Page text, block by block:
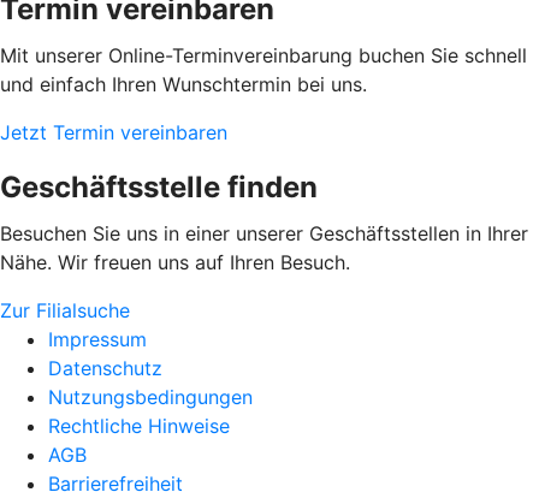
Termin vereinbaren
Mit unserer Online-Terminvereinbarung buchen Sie schnell
und einfach Ihren Wunschtermin bei uns.
Jetzt Termin vereinbaren
Geschäftsstelle finden
Besuchen Sie uns in einer unserer Geschäftsstellen in Ihrer
Nähe. Wir freuen uns auf Ihren Besuch.
Zur Filialsuche
Impressum
Datenschutz
Nutzungsbedingungen
Rechtliche Hinweise
AGB
Barrierefreiheit